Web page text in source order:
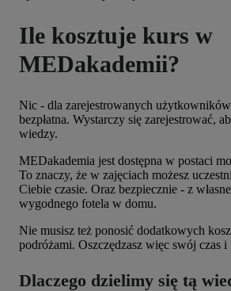
Ile kosztuje kurs w
MEDakademii?
Nic - dla zarejestrowanych
bezpłatna. Wystarczy się zarejestrować,
wiedzy.
MEDakademia jest dostępna w postaci
To znaczy, że w zajęciach możesz
Ciebie czasie. Oraz bezpiecznie - z
wygodnego fotela w domu.
Nie musisz też ponosić dodatkowych
podróżami. Oszczędzasz więc swój czas i
Dlaczego dzielimy się tą